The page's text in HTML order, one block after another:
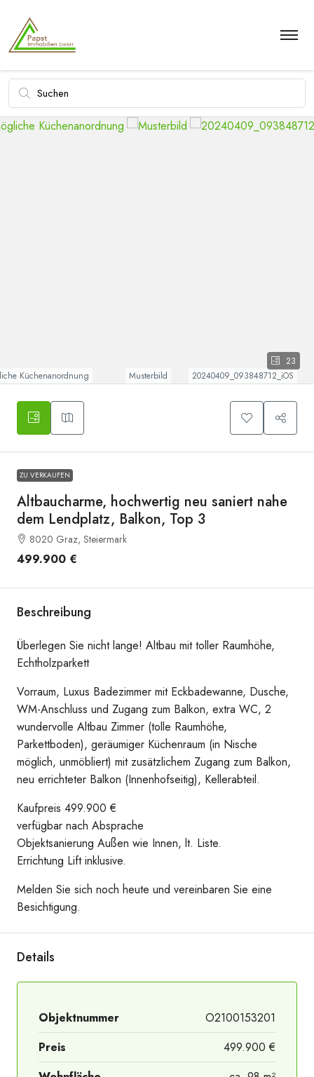
23
Küchenanordnung
Musterbild 20240409_093848712_iOS
ZU VERKAUFEN
Altbaucharme, hochwertig neu saniert nahe
dem Lendplatz, Balkon, Top 3
8020 Graz, Steiermark
499.900 €
Beschreibung
Überlegen Sie nicht lange! Altbau mit toller Raumhöhe,
Echtholzparkett
Vorraum, Luxus Badezimmer mit Eckbadewanne, Dusche,
WM-Anschluss und Zugang zum Balkon, extra WC, 2
wundervolle Altbau Zimmer (tolle Raumhöhe,
Parkettboden), geräumiger Küchenraum (in Nische
möglich, unmöbliert) mit zusätzlichem Zugang zum Balkon,
neu errichteter Balkon (Innenhofseitig), Kellerabteil.
Kaufpreis 499.900 €
verfügbar nach Absprache
Objektsanierung Außen wie Innen, lt. Liste.
Errichtung Lift inklusive.
Melden Sie sich noch heute und vereinbaren Sie eine
Besichtigung.
Details
Objektnummer
O2100153201
Preis
499.900 €